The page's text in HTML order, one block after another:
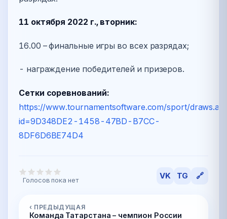
11 октября 2022 г., вторник:
16.00 – финальные игры во всех разрядах;
- награждение победителей и призеров.
Сетки соревнований:
https://www.tournamentsoftware.com/sport/
id=9D348DE2-1458-47BD-B7CC-
8DF6D6BE74D4
Голосов пока нет VK TG 🔗
‹ ПРЕДЫДУЩАЯ
Команда Татарстана – чемпион России